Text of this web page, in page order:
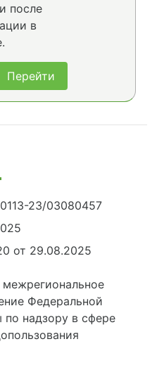
после
в
Перейти
23/03080457
от 29.08.2025
Федеральной
по надзору в сфере